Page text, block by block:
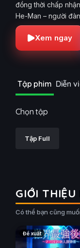
đồng thời chấp
He-Man – người
Xem ngay
Tập phim Diễn
Chọn tập
Tập Full
GIỚI THIỆU
Có thể bạn cũng
Đề xuất